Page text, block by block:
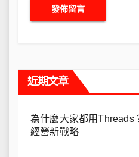
近期文章
為什麼大家都用Threads
經營新戰略